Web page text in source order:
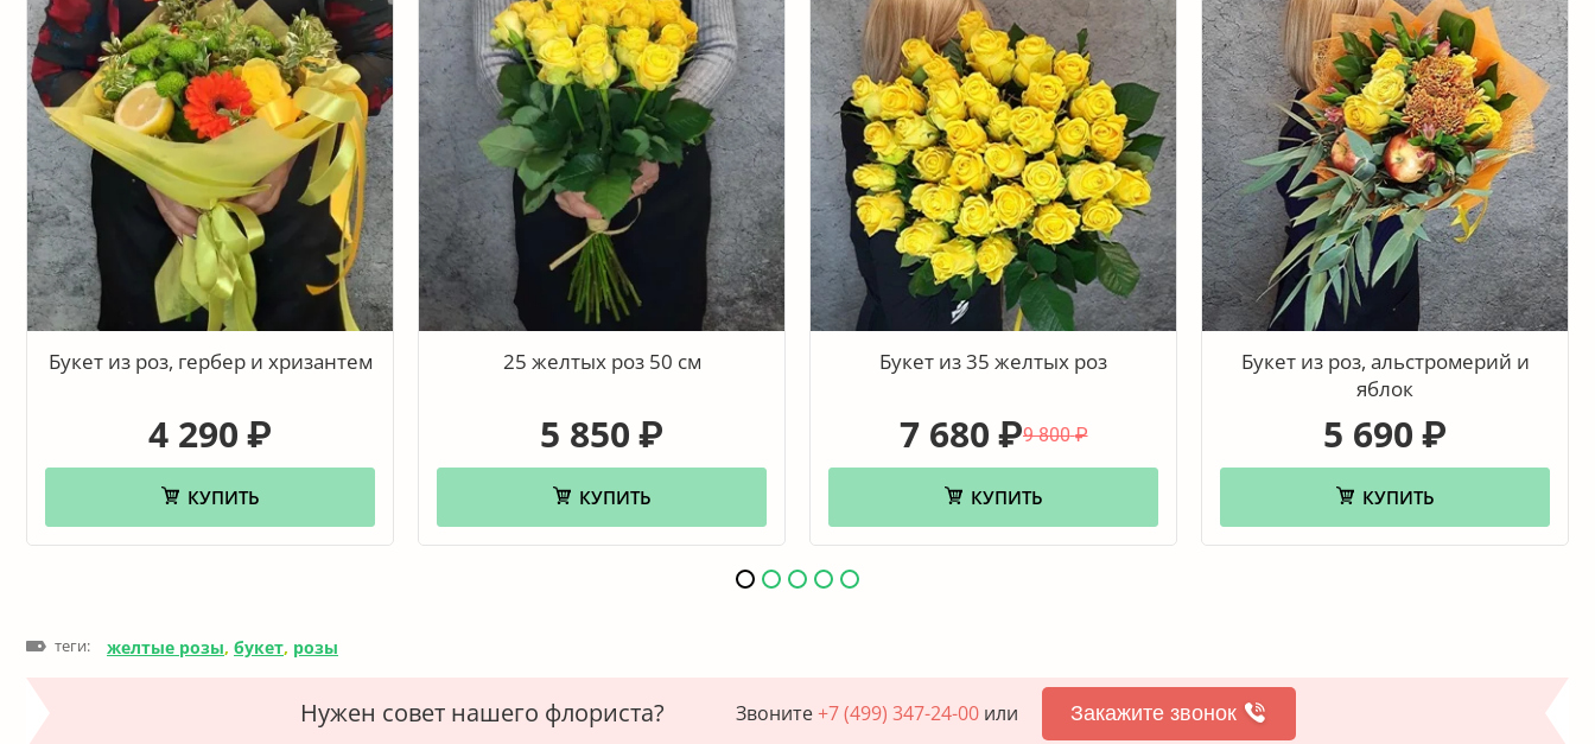
Букет из роз, гербер и хризантем
4 290 ₽
КУПИТЬ
25 желтых роз 50 см
5 850 ₽
КУПИТЬ
Букет из 35 желтых роз
9 800 ₽
7 680 ₽
КУПИТЬ
Букет из роз, альстромерий и
яблок
5 690 ₽
КУПИТЬ
теги: желтые розы, букет, розы
Нужен совет нашего флориста? Звоните+7 (499) 347-24-00или Закажите звонок